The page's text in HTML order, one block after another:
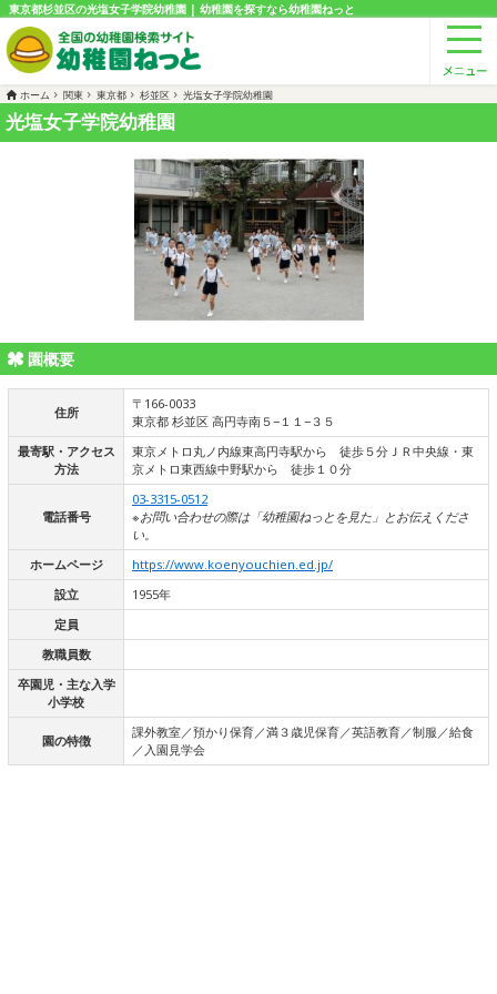
東京都杉並区の光塩女子学院幼稚園 | 幼稚園を探すなら幼稚園ねっと
ホーム 関東 東京都 杉並区 光塩女子学院幼稚園
光塩女子学院幼稚園
園概要
住所
〒166-0033
東京都 杉並区 高円寺南５−１１−３５
最寄駅・アクセス
方法
東京メトロ丸ノ内線東高円寺駅から 徒歩５分ＪＲ中央線・東
京メトロ東西線中野駅から 徒歩１０分
電話番号
03-3315-0512
※お問い合わせの際は「幼稚園ねっとを見た」とお伝えくださ
い。
ホームページ
https://www.koenyouchien.ed.jp/
設立
1955年
定員
教職員数
卒園児・主な入学
小学校
園の特徴
課外教室／預かり保育／満３歳児保育／英語教育／制服／給食
／入園見学会